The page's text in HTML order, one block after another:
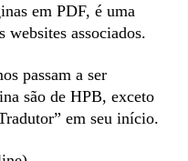
em PDF, é uma
websites associados.
passam a ser
são de HPB, exceto
em seu início.